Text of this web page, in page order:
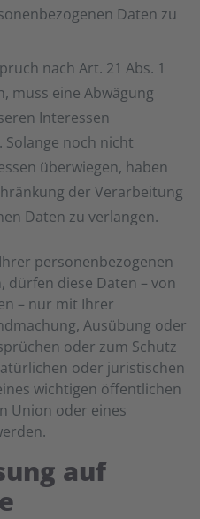
Daten zu
nach Art. 21 Abs. 1
muss eine Abwägung
Interessen
noch nicht
überwiegen, haben
der Verarbeitung
Daten zu verlangen.
personenbezogenen
dürfen diese Daten – von
– nur mit Ihrer
Ausübung oder
oder zum Schutz
oder juristischen
wichtigen öffentlichen
Union oder eines
auf